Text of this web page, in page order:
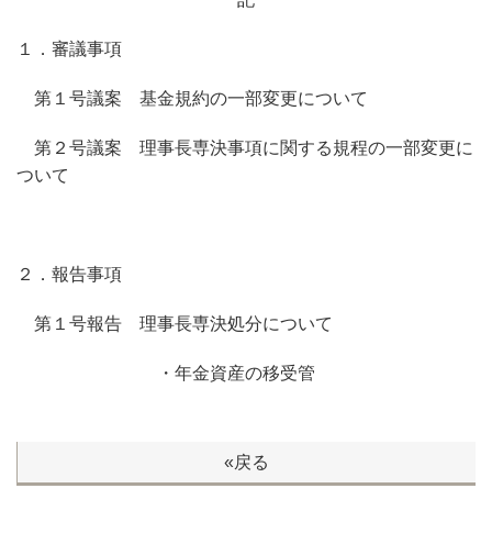
１．審議事項
第１号議案 基金規約の一部変更について
第２号議案 理事長専決事項に関する規程の一部変更に
ついて
２．報告事項
第１号報告 理事長専決処分について
・年金資産の移受管
«戻る